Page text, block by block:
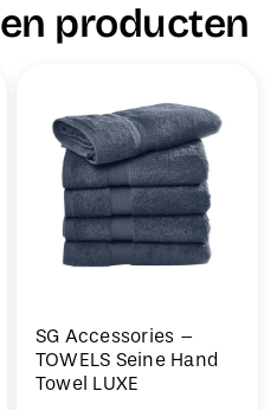
producten
SG Accessories –
TOWELS Seine Hand
Towel LUXE